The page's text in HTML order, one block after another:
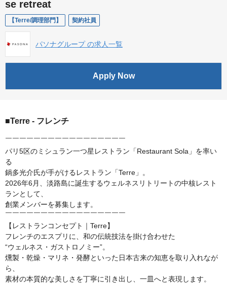
se retreat
【Terre/調理部門】 契約社員
パソナグループ の求人一覧
Apply Now
■Terre - フレンチ
￣￣￣￣￣￣￣￣￣￣￣￣￣￣￣￣￣
パリ5区のミシュラン一つ星レストラン「Restaurant Sola」を率い
る
鍋多光介氏が手がけるレストラン「Terre」。
2026年6月、淡路島に誕生するウェルネスリトリートの中核レスト
ランとして、
創業メンバーを募集します。
￣￣￣￣￣￣￣￣￣￣￣￣￣￣￣￣￣
【レストランコンセプト｜Terre】
フレンチのエスプリに、和の伝統技法を掛け合わせた
“ウェルネス・ガストロノミー”。
燻製・乾燥・マリネ・発酵といった日本古来の知恵を取り入れなが
ら、
素材の本質的な美しさを丁寧に引き出し、一皿へと表現します。